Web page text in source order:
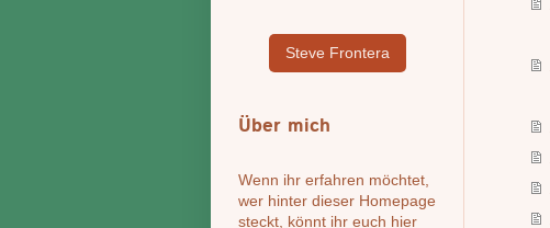
Steve Frontera
Über mich
Wenn ihr erfahren möchtet,
wer hinter dieser Homepage
steckt, könnt ihr euch hier